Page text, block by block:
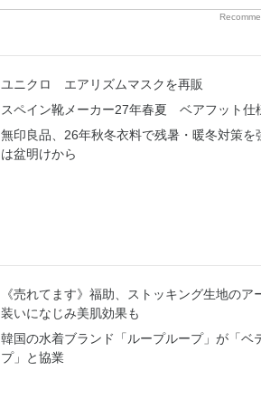
ユニクロ エアリズムマスクを再販
スペイン靴メーカー27年春夏 ベアフット仕
無印良品、26年秋冬衣料で残暑・暖冬対策
は盆明けから
《売れてます》福助、ストッキング生地の
装いになじみ美肌効果も
韓国の水着ブランド「ループループ」が「ベ
プ」と協業